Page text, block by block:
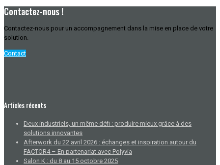
Contactez-nous !
Contactez-nous pour un accompagnement dans la mise en place de votre
solution.
Contact
Articles récents
Deux industriels, un même défi : produire mieux grâce à des
solutions innovantes
Afterwork du 22 avril 2026 : échanges et inspiration autour du
FACTOR4 – En partenariat avec Polyvia
Salon K : du 8 au 15 octobre 2025